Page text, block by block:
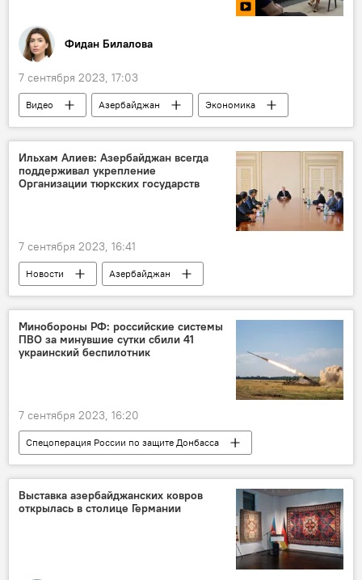
Фидан Билалова
7 сентября 2023, 17:03
Видео Азербайджан
Экономика
ЕАЭС
мнение Интеграция
Ильхам Алиев: Азербайджан всегда
поддерживал укрепление
Организации тюркских государств
7 сентября 2023, 16:41
Новости
Азербайджан
Ильхам Алиев
Организация тюркских государств
МЧС
Минобороны РФ: российские системы
ПВО за минувшие сутки сбили 41
украинский беспилотник
7 сентября 2023, 16:20
Спецоперация России по защите Донбасса
Россия
Украина
Спецоперация
Потери
Выставка азербайджанских ковров
открылась в столице Германии